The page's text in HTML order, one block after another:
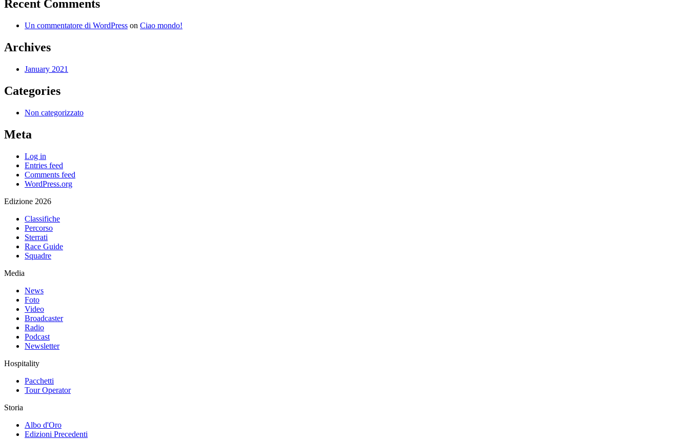
Recent Comments
Un commentatore di WordPress on Ciao mondo!
Archives
January 2021
Categories
Non categorizzato
Meta
Log in
Entries feed
Comments feed
WordPress.org
Edizione 2026
Classifiche
Percorso
Sterrati
Race Guide
Squadre
Media
News
Foto
Video
Broadcaster
Radio
Podcast
Newsletter
Hospitality
Pacchetti
Tour Operator
Storia
Albo d'Oro
Edizioni Precedenti